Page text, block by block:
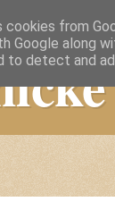
cookies from
Google along
to detect and